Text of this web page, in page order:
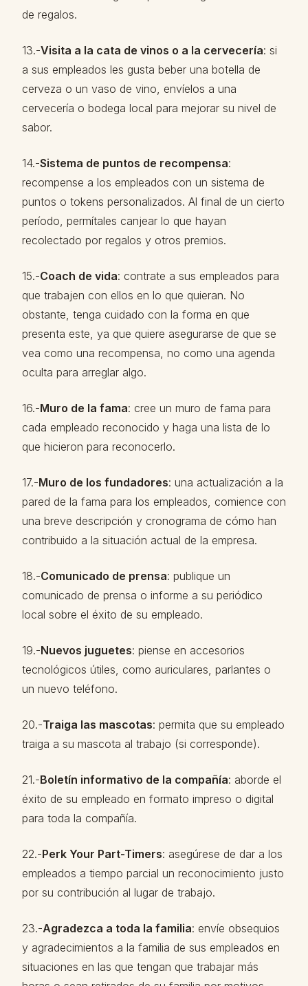
de regalos.
13.-Visita a la cata de vinos o a la cervecería: si
a sus empleados les gusta beber una botella de
cerveza o un vaso de vino, envíelos a una
cervecería o bodega local para mejorar su nivel de
sabor.
14.-Sistema de puntos de recompensa:
recompense a los empleados con un sistema de
puntos o tokens personalizados. Al final de un cierto
período, permítales canjear lo que hayan
recolectado por regalos y otros premios.
15.-Coach de vida: contrate a sus empleados para
que trabajen con ellos en lo que quieran. No
obstante, tenga cuidado con la forma en que
presenta este, ya que quiere asegurarse de que se
vea como una recompensa, no como una agenda
oculta para arreglar algo.
16.-Muro de la fama: cree un muro de fama para
cada empleado reconocido y haga una lista de lo
que hicieron para reconocerlo.
17.-Muro de los fundadores: una actualización a la
pared de la fama para los empleados, comience con
una breve descripción y cronograma de cómo han
contribuido a la situación actual de la empresa.
18.-Comunicado de prensa: publique un
comunicado de prensa o informe a su periódico
local sobre el éxito de su empleado.
19.-Nuevos juguetes: piense en accesorios
tecnológicos útiles, como auriculares, parlantes o
un nuevo teléfono.
20.-Traiga las mascotas: permita que su empleado
traiga a su mascota al trabajo (si corresponde).
21.-Boletín informativo de la compañía: aborde el
éxito de su empleado en formato impreso o digital
para toda la compañía.
22.-Perk Your Part-Timers: asegúrese de dar a los
empleados a tiempo parcial un reconocimiento justo
por su contribución al lugar de trabajo.
23.-Agradezca a toda la familia: envíe obsequios
y agradecimientos a la familia de sus empleados en
situaciones en las que tengan que trabajar más